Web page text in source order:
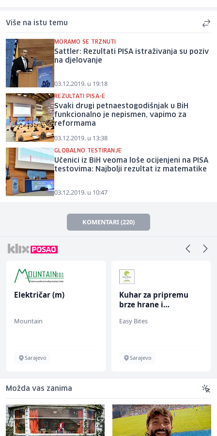
Više na istu temu
MORAMO SE TRZNUTI
Sattler: Rezultati PISA istraživanja su poziv
na djelovanje
03.12.2019. u 19:18
REZULTATI PISA-E
Svaki drugi petnaestogodišnjak u BiH
funkcionalno je nepismen, vapimo za
reformama
03.12.2019. u 13:38
GLOBALNO TESTIRANJE
Učenici iz BiH veoma loše ocijenjeni na PISA
testovima: Najbolji rezultat iz matematike
03.12.2019. u 10:47
KOMENTARI (220)
Električar (m)
Mountain
Sarajevo
Kuhar za pripremu
brze hrane i
ž)
Easy Bites
Sarajevo
Možda vas zanima